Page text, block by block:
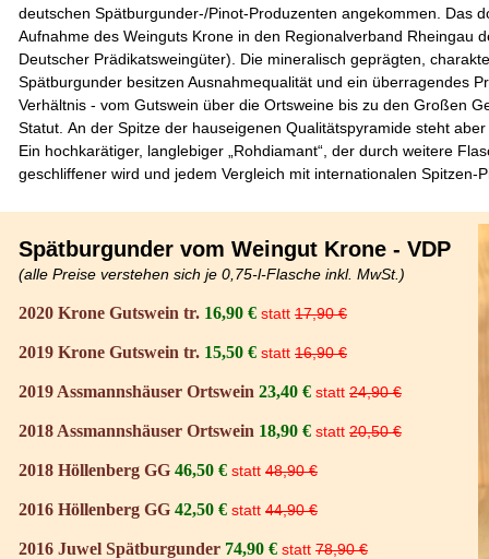
deutschen Spätburgunder-/Pinot-Produzenten angekommen. Das
Aufnahme des Weinguts Krone in den Regionalverband Rheingau
Deutscher Prädikatsweingüter). Die mineralisch geprägten,
Spätburgunder besitzen Ausnahmequalität und ein überragendes
Verhältnis - vom Gutswein über die Ortsweine bis zu den Großen
Statut. An der Spitze der hauseigenen Qualitätspyramide steht
Ein hochkarätiger, langlebiger „Rohdiamant“, der durch weitere
geschliffener wird und jedem Vergleich mit internationalen Spitzen-
Spätburgunder vom Weingut Krone - VDP
(alle Preise verstehen sich je 0,75-l-Flasche inkl. MwSt.)
2020 Krone Gutswein tr. 16,90 € statt 17,90 €
2019 Krone Gutswein tr. 15,50 € statt 16,90 €
2019 Assmannshäuser Ortswein 23,40 € statt 24,90 €
2018 Assmannshäuser Ortswein 18,90 € statt 20,50 €
2018 Höllenberg GG 46,50 € statt 48,90 €
2016 Höllenberg GG 42,50 € statt 44,90 €
2016 Juwel Spätburgunder 74,90 € statt 78,90 €